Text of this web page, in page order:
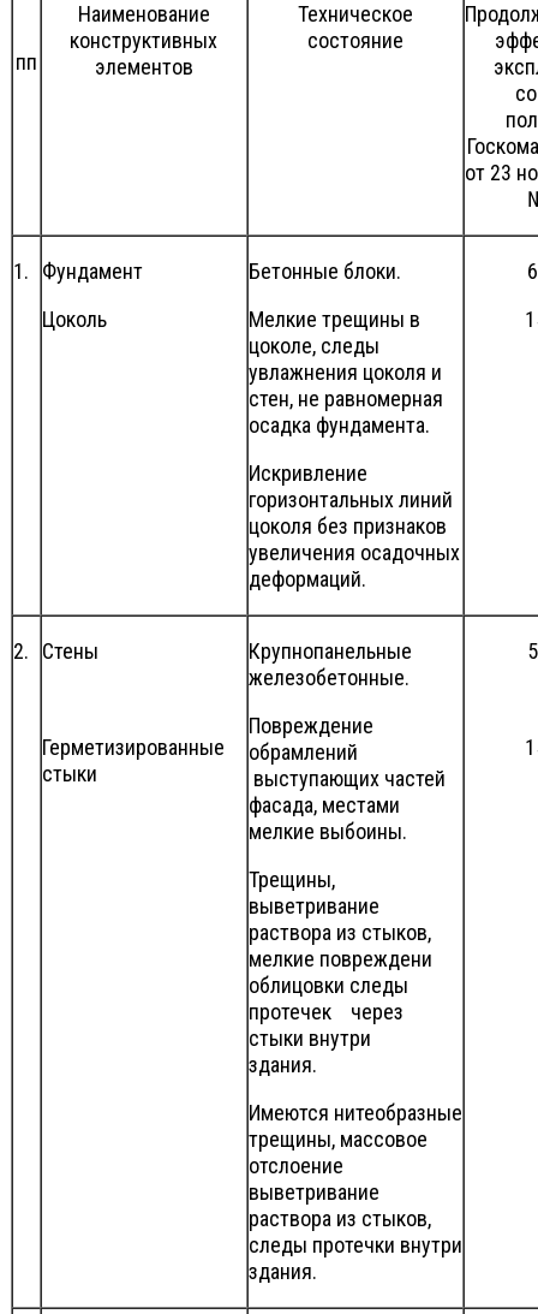
пп
Наименование
конструктивных
элементов
Техническое
состояние
от 23
1.
Фундамент
Цоколь
Бетонные блоки.
Мелкие трещины в
цоколе, следы
увлажнения цоколя и
стен, не равномерная
осадка фундамента.
Искривление
горизонтальных линий
цоколя без признаков
увеличения осадочных
деформаций.
2. Стены
Герметизированные
стыки
Крупнопанельные
железобетонные.
Повреждение
обрамлений
выступающих частей
фасада, местами
мелкие выбоины.
Трещины,
выветривание
раствора из стыков,
мелкие повреждени
облицовки следы
протечек через
стыки внутри
здания.
Имеются нитеобразные
трещины, массовое
отслоение
выветривание
раствора из стыков,
следы протечки внутри
здания.